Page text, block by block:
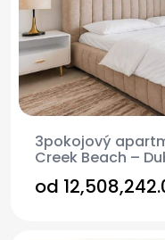
3pokojový
Creek Beach –
od